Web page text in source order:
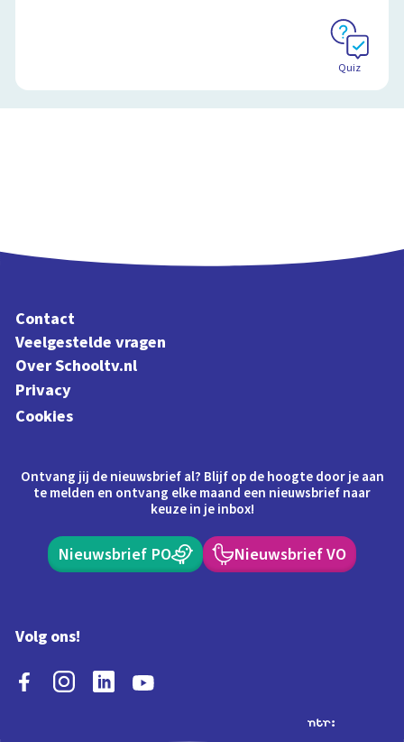
Quiz
Contact
Veelgestelde vragen
Over Schooltv.nl
Privacy
Cookies
Ontvang jij de nieuwsbrief al? Blijf op de hoogte door je aan
te melden en ontvang elke maand een nieuwsbrief naar
keuze in je inbox!
Nieuwsbrief PO Nieuwsbrief VO
Volg ons!